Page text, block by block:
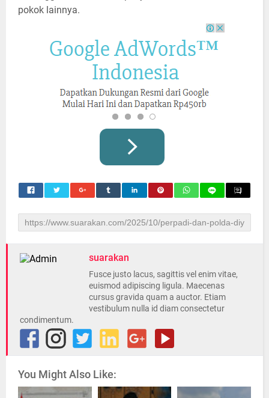
pokok lainnya.
suarakan
Fusce justo lacus, sagittis vel enim vitae,
euismod adipiscing ligula. Maecenas
cursus gravida quam a auctor. Etiam
vestibulum nulla id diam consectetur
condimentum.
You Might Also Like: